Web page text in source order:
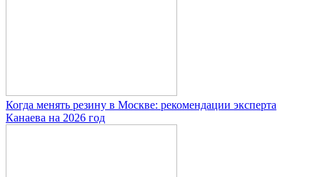
Когда менять резину в Москве: рекомендации эксперта
Канаева на 2026 год